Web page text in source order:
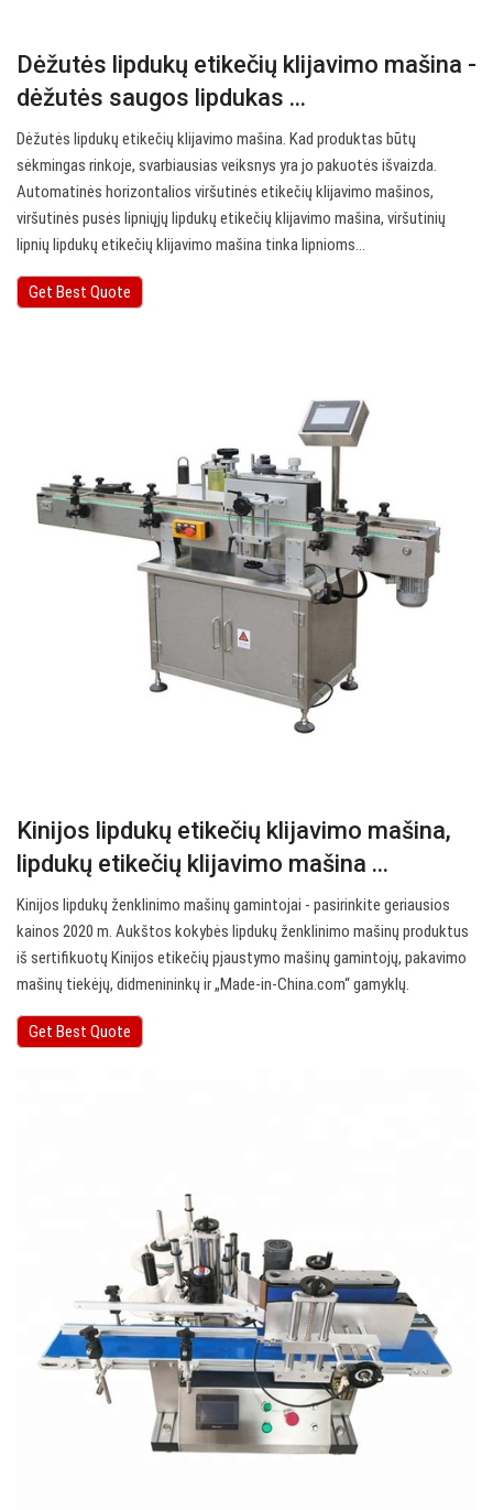
Dėžutės lipdukų etikečių klijavimo mašina -
dėžutės saugos lipdukas ...
Dėžutės lipdukų etikečių klijavimo mašina. Kad produktas būtų
sėkmingas rinkoje, svarbiausias veiksnys yra jo pakuotės išvaizda.
Automatinės horizontalios viršutinės etikečių klijavimo mašinos,
viršutinės pusės lipniųjų lipdukų etikečių klijavimo mašina, viršutinių
lipnių lipdukų etikečių klijavimo mašina tinka lipnioms…
Get Best Quote
Kinijos lipdukų etikečių klijavimo mašina,
lipdukų etikečių klijavimo mašina ...
Kinijos lipdukų ženklinimo mašinų gamintojai - pasirinkite geriausios
kainos 2020 m. Aukštos kokybės lipdukų ženklinimo mašinų produktus
iš sertifikuotų Kinijos etikečių pjaustymo mašinų gamintojų, pakavimo
mašinų tiekėjų, didmenininkų ir „Made-in-China.com“ gamyklų.
Get Best Quote